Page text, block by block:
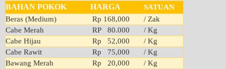
BAHAN POKOK
HARGA
SATUAN
Beras (Medium)
Rp 168,000
/ Zak
Cabe Merah
RP 80.000
/ Kg
Cabe Hijau
Rp 52,000
/ Kg
Cabe Rawit
Rp 75,000
/ Kg
Bawang Merah
Rp 20,000
/ Kg